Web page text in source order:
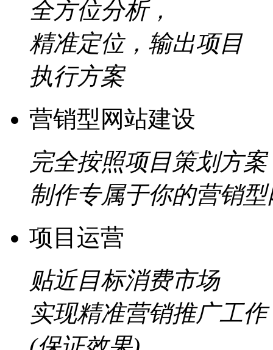
全方位分析，
精准定位，输出项目
执行方案
营销型网站建设
完全按照项目策划方案
制作专属于你的营销
项目运营
贴近目标消费市场
实现精准营销推广工作